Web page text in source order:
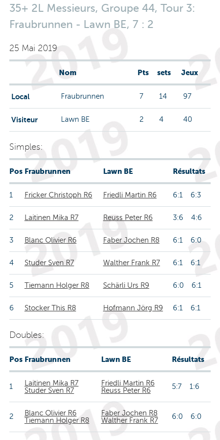
35+ 2L Messieurs, Groupe 44, Tour 3:
Fraubrunnen - Lawn BE, 7 : 2
25 Mai 2019
Nom Pts sets Jeux
Local Fraubrunnen 7 14 97
Visiteur Lawn BE 2 4 40
Simples:
Pos Fraubrunnen Lawn BE Résultats
1 Fricker Christoph R6 Friedli Martin R6 6:1 6:3
2 Laitinen Mika R7 Reuss Peter R6 3:6 4:6
3 Blanc Olivier R6 Faber Jochen R8 6:1 6:0
4 Studer Sven R7 Walther Frank R7 6:1 6:1
5 Tiemann Holger R8 Schärli Urs R9 6:0 6:1
6 Stocker This R8 Hofmann Jörg R9 6:1 6:1
Doubles:
Pos Fraubrunnen Lawn BE Résultats
1
Laitinen Mika R7
Studer Sven R7
Friedli Martin R6
Reuss Peter R6
5:7 1:6
2
Blanc Olivier R6
Tiemann Holger R8
Faber Jochen R8
Walther Frank R7
6:0 6:0